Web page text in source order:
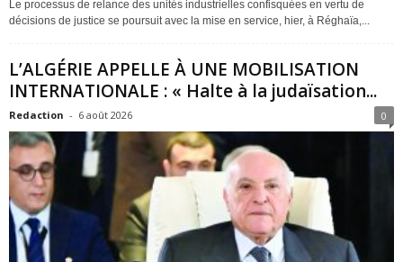
Le processus de relance des unités industrielles confisquées en vertu de
décisions de justice se poursuit avec la mise en service, hier, à Réghaïa,...
L’ALGÉRIE APPELLE À UNE MOBILISATION
INTERNATIONALE : « Halte à la judaïsation...
Redaction - 6 août 2026 0